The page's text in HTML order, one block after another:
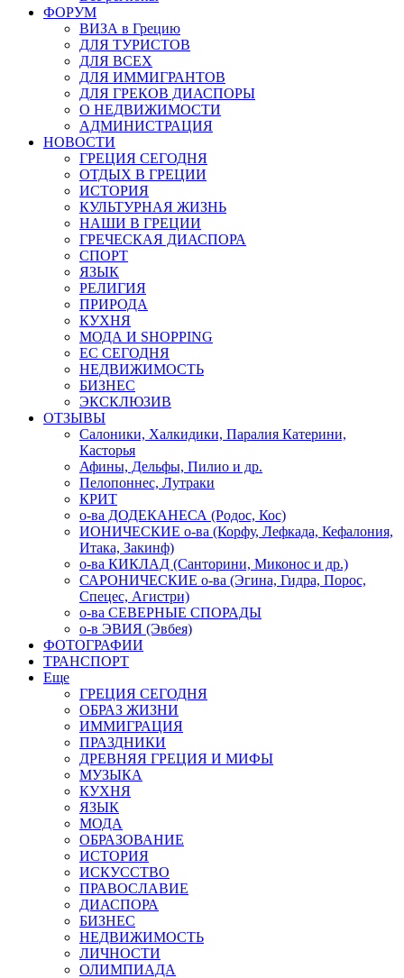
ФОРУМ
ВИЗА в Грецию
ДЛЯ ТУРИСТОВ
ДЛЯ ВСЕХ
ДЛЯ ИММИГРАНТОВ
ДЛЯ ГРЕКОВ ДИАСПОРЫ
О НЕДВИЖИМОСТИ
АДМИНИСТРАЦИЯ
НОВОСТИ
ГРЕЦИЯ СЕГОДНЯ
ОТДЫХ В ГРЕЦИИ
ИСТОРИЯ
КУЛЬТУРНАЯ ЖИЗНЬ
НАШИ В ГРЕЦИИ
ГРЕЧЕСКАЯ ДИАСПОРА
СПОРТ
ЯЗЫК
РЕЛИГИЯ
ПРИРОДА
КУХНЯ
МОДА И SHOPPING
ЕС СЕГОДНЯ
НЕДВИЖИМОСТЬ
БИЗНЕС
ЭКСКЛЮЗИВ
ОТЗЫВЫ
Салоники, Халкидики, Паралия Катерини,
Касторья
Афины, Дельфы, Пилио и др.
Пелопоннес, Лутраки
КРИТ
о-ва ДОДЕКАНЕСА (Родос, Кос)
ИОНИЧЕСКИЕ о-ва (Корфу, Лефкада, Кефалония,
Итака, Закинф)
о-ва КИКЛАД (Санторини, Миконос и др.)
САРОНИЧЕСКИЕ о-ва (Эгина, Гидра, Порос,
Спецес, Агистри)
о-ва СЕВЕРНЫЕ СПОРАДЫ
о-в ЭВИЯ (Эвбея)
ФОТОГРАФИИ
ТРАНСПОРТ
Еще
ГРЕЦИЯ СЕГОДНЯ
ОБРАЗ ЖИЗНИ
ИММИГРАЦИЯ
ПРАЗДНИКИ
ДРЕВНЯЯ ГРЕЦИЯ И МИФЫ
МУЗЫКА
КУХНЯ
ЯЗЫК
МОДА
ОБРАЗОВАНИЕ
ИСТОРИЯ
ИСКУССТВО
ПРАВОСЛАВИЕ
ДИАСПОРА
БИЗНЕС
НЕДВИЖИМОСТЬ
ЛИЧНОСТИ
ОЛИМПИАДА